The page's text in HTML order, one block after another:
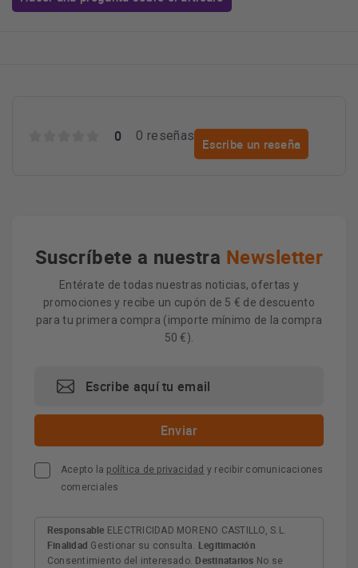
0 0 reseñas
Escribe un reseña
Suscríbete a nuestra Newsletter
Entérate de todas nuestras noticias, ofertas y
promociones y recibe un cupón de 5 € de descuento
para tu primera compra (importe mínimo de la compra
50 €).
Acepto la política de privacidad y recibir comunicaciones
comerciales
Responsable ELECTRICIDAD MORENO CASTILLO, S.L.
Finalidad Gestionar su consulta. Legitimación
Consentimiento del interesado. Destinatarios No se